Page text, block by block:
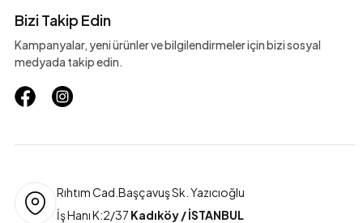
Bizi Takip Edin
Kampanyalar, yeni ürünler ve bilgilendirmeler için bizi sosyal
medyada takip edin.
Rıhtım Cad.Başçavuş Sk. Yazıcıoğlu
İş Hanı K:2/37 Kadıköy / İSTANBUL